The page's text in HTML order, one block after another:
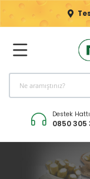
Destek Hattı
0850 305